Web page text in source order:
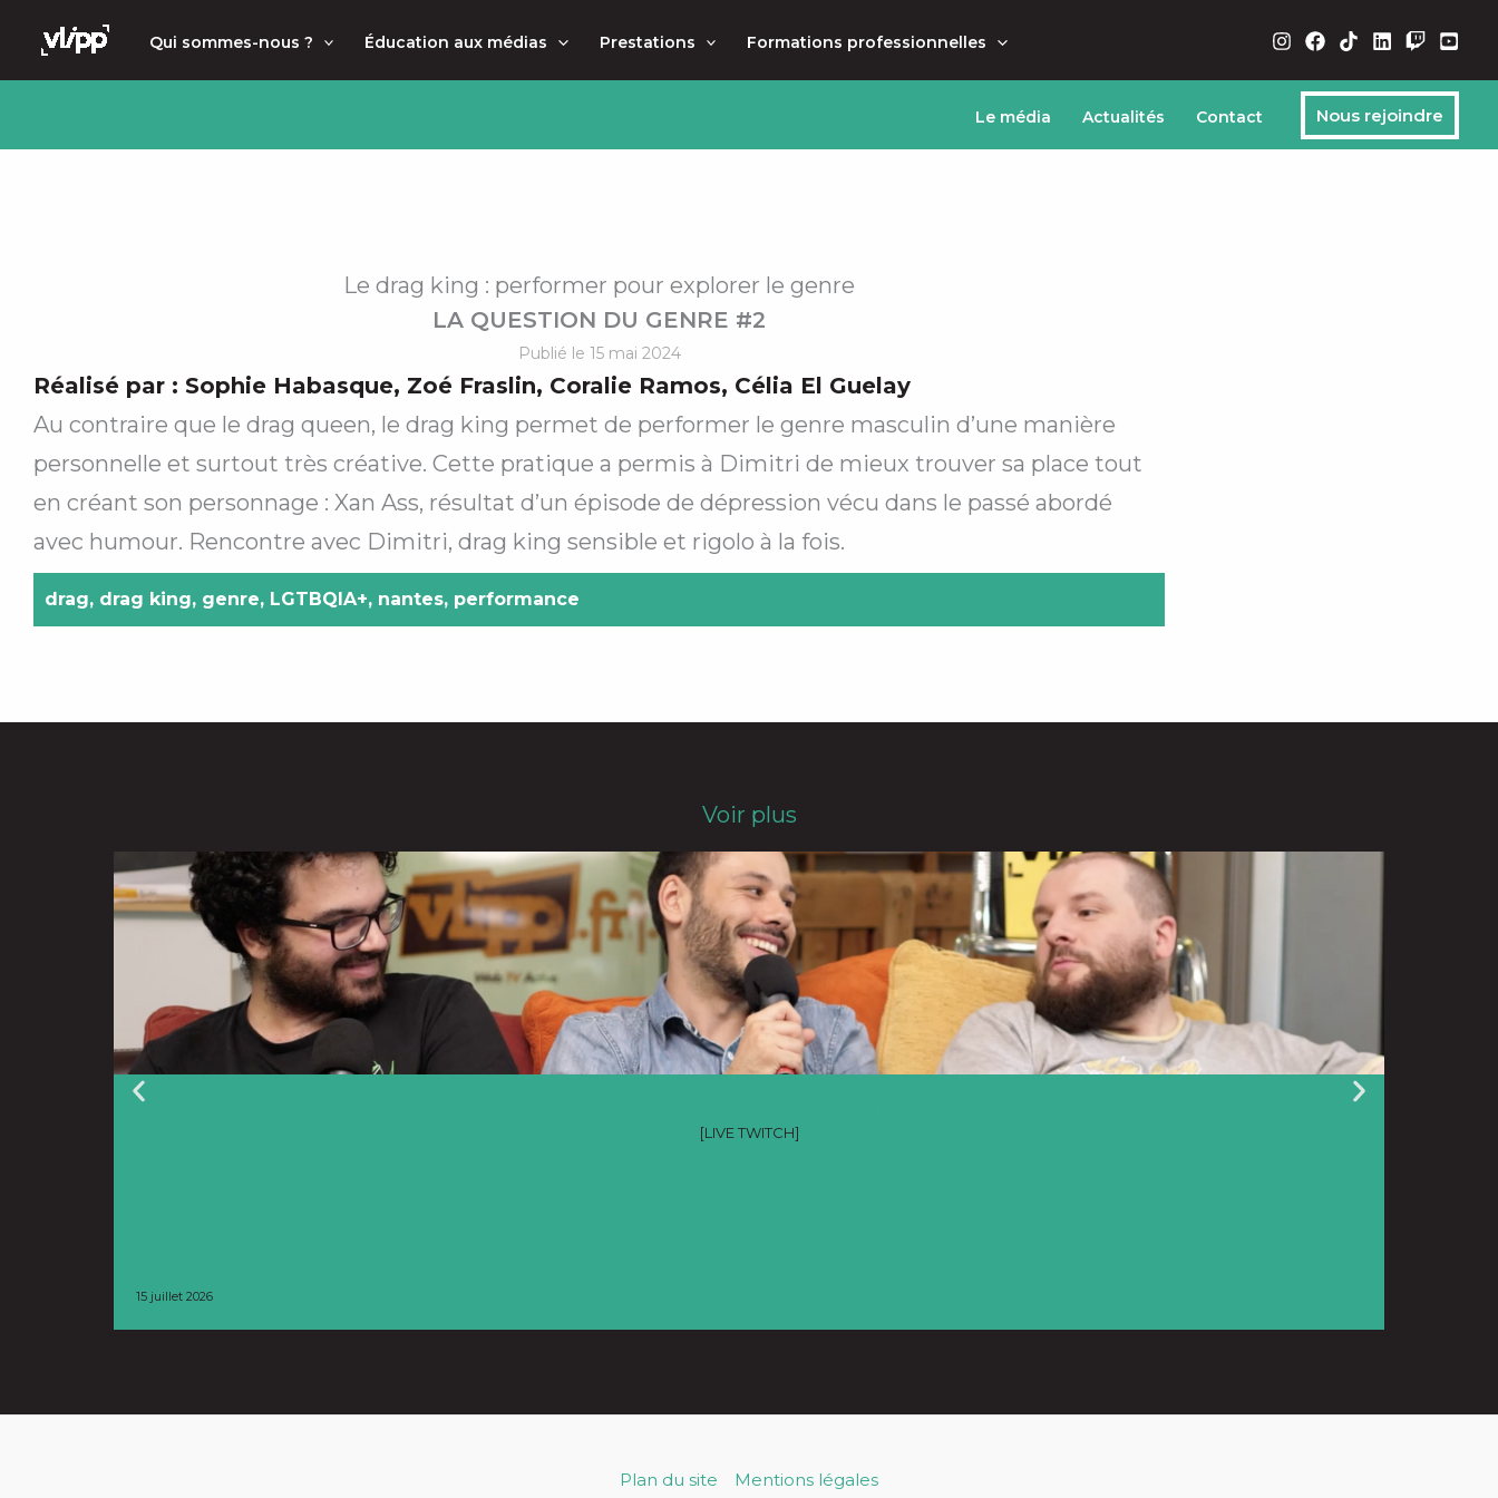
principal
Qui sommes-nous ? Éducation aux médias Prestations Formations professionnelles
Le média Actualités Contact Nous rejoindre
Le drag king : performer pour explorer le genre
LA QUESTION DU GENRE #2
Publié le 15 mai 2024
Réalisé par : Sophie Habasque, Zoé Fraslin, Coralie Ramos, Célia El Guelay
Au contraire que le drag queen, le drag king permet de performer le genre masculin d’une manière
personnelle et surtout très créative. Cette pratique a permis à Dimitri de mieux trouver sa place tout
en créant son personnage : Xan Ass, résultat d’un épisode de dépression vécu dans le passé abordé
avec humour. Rencontre avec Dimitri, drag king sensible et rigolo à la fois.
drag, drag king, genre, LGTBQIA+, nantes, performance
Voir plus
[LIVE TWITCH]
15 juillet 2026
Plan du site Mentions légales